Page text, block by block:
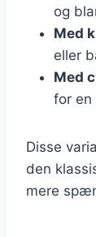
og
Med
eller
Med
for en
Disse
den
mere